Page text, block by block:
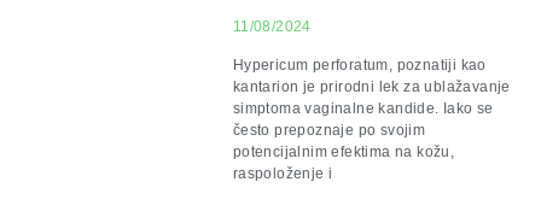
11/08/2024
Hypericum perforatum, poznatiji kao
kantarion je prirodni lek za ublažavanje
simptoma vaginalne kandide. Iako se
često prepoznaje po svojim
potencijalnim efektima na kožu,
raspoloženje i